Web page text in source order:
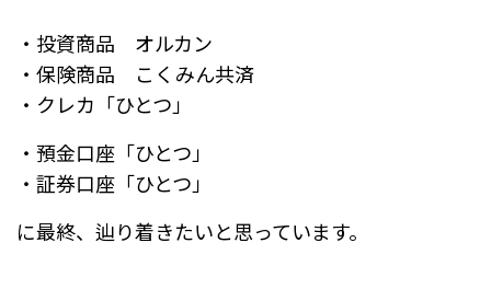
・投資商品 オルカン
・保険商品 こくみん共済
・クレカ「ひとつ」
・預金口座「ひとつ」
・証券口座「ひとつ」
に最終、辿り着きたいと思っています。